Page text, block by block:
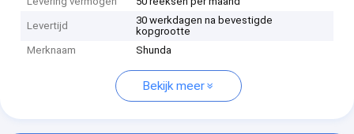
Levertijd
30 werkdagen na bevestigde
kopgrootte
Merknaam
Shunda
Bekijk meer